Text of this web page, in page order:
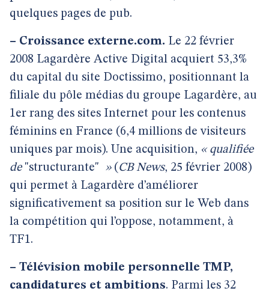
quelques pages de pub.
– Croissance externe.com. Le 22 février
2008 Lagardère Active Digital acquiert 53,3%
du capital du site Doctissimo, positionnant la
filiale du pôle médias du groupe Lagardère, au
1er rang des sites Internet pour les contenus
féminins en France (6,4 millions de visiteurs
uniques par mois). Une acquisition, « qualifiée
de "structurante" » ( CB News, 25 février 2008)
qui permet à Lagardère d’améliorer
significativement sa position sur le Web dans
la compétition qui l’oppose, notamment, à
TF1.
– Télévision mobile personnelle TMP,
candidatures et ambitions. Parmi les 32